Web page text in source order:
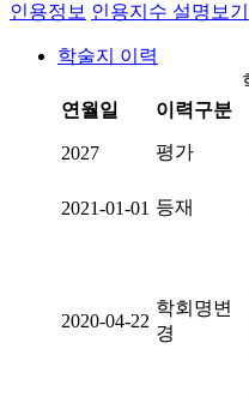
인용정보 인용지수 설명보기
학술지 이력
연월일
이력구분
2027 평가
2021-01-01 등재
2020-04-22
학회명변
경